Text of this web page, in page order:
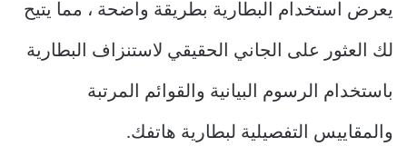
يعرض استخدام البطارية بطريقة واضحة ، مما يتيح
لك العثور على الجاني الحقيقي لاستنزاف البطارية
باستخدام الرسوم البيانية والقوائم المرتبة
والمقاييس التفصيلية لبطارية هاتفك.